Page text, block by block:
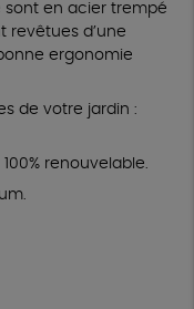
sont en acier trempé
revêtues d’une
ergonomie
de votre jardin :
renouvelable.